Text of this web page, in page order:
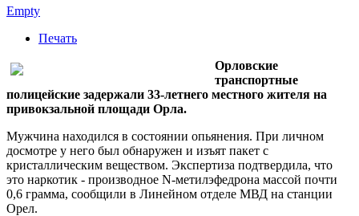
Empty
Печать
Орловские
транспортные
полицейские задержали 33-летнего местного жителя на
привокзальной площади Орла.
Мужчина находился в состоянии опьянения. При личном
досмотре у него был обнаружен и изъят пакет с
кристаллическим веществом. Экспертиза подтвердила, что
это наркотик - производное N-метилэфедрона массой почти
0,6 грамма, сообщили в Линейном отделе МВД на станции
Орел.